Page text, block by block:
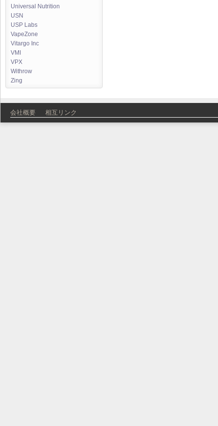
Universal Nutrition
USN
USP Labs
VapeZone
Vitargo Inc
VMI
VPX
Withrow
Zing
会社概要 相互リンク